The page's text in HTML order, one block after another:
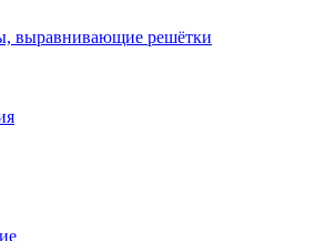
выравнивающие решётки